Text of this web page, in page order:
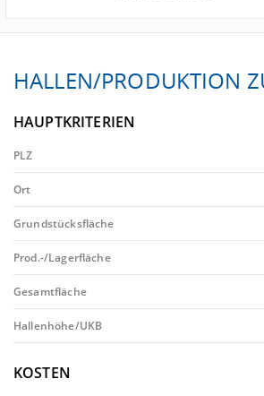
HALLEN/PRODUKTION
HAUPTKRITERIEN
PLZ
Ort
Grundstücksfläche
Prod.-/Lagerfläche
Gesamtfläche
Hallenhöhe/UKB
KOSTEN